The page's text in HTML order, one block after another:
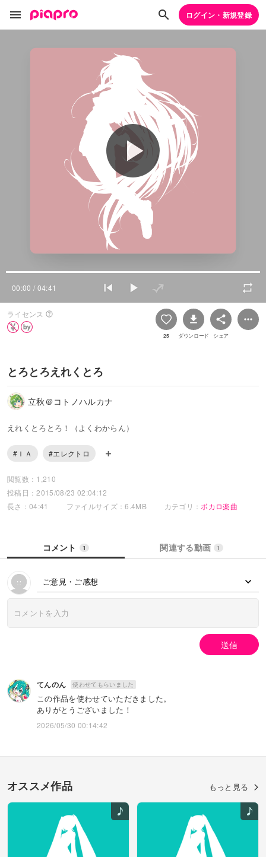
ログイン・新規登録
00:00 / 04:41
ライセンス
25 ダウンロード シェア
とろとろえれくとろ
立秋＠コトノハルカナ
えれくとろとろ！（よくわからん）
#ＩＡ #エレクトロ
閲覧数：1,210
投稿日：2015/08/23 02:04:12
長さ：04:41
ファイルサイズ：6.4MB カテゴリ： ボカロ楽曲
コメント 1 関連する動画 1
ご意見・ご感想
送信
てんのん 使わせてもらいました
この作品を使わせていただきました。
ありがとうございました！
2026/05/30 00:14:42
オススメ作品 もっと見る